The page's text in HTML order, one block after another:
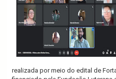
realizada por meio do edital de